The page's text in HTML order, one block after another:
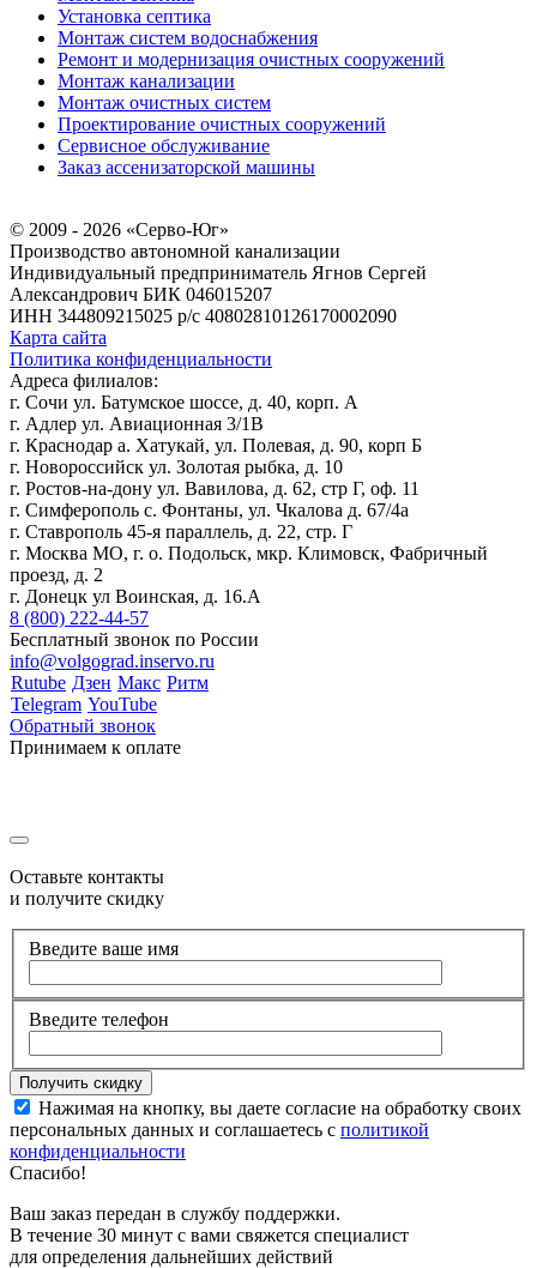
Установка септика
Монтаж систем водоснабжения
Ремонт и модернизация очистных сооружений
Монтаж канализации
Монтаж очистных систем
Проектирование очистных сооружений
Сервисное обслуживание
Заказ ассенизаторской машины
© 2009 - 2026 «Серво-Юг»
Производство автономной канализации
Индивидуальный предприниматель Ягнов Сергей
Александрович БИК 046015207
ИНН 344809215025 р/с 40802810126170002090
Карта сайта
Политика конфиденциальности
Адреса филиалов:
г. Сочи ул. Батумское шоссе, д. 40, корп. А
г. Адлер ул. Авиационная 3/1В
г. Краснодар а. Хатукай, ул. Полевая, д. 90, корп Б
г. Новороссийск ул. Золотая рыбка, д. 10
г. Ростов-на-дону ул. Вавилова, д. 62, стр Г, оф. 11
г. Симферополь с. Фонтаны, ул. Чкалова д. 67/4а
г. Ставрополь 45-я параллель, д. 22, стр. Г
г. Москва МО, г. о. Подольск, мкр. Климовск, Фабричный
проезд, д. 2
г. Донецк ул Воинская, д. 16.А
8 (800) 222-44-57
Бесплатный звонок по России
info@volgograd.inservo.ru
Rutube Дзен Макс Ритм
Telegram YouTube
Обратный звонок
Принимаем к оплате
Оставьте контакты
и получите скидку
Введите ваше имя
Введите телефон
Нажимая на кнопку, вы даете согласие на обработку своих
персональных данных и соглашаетесь с политикой
конфиденциальности
Спасибо!
Ваш заказ передан в службу поддержки.
В течение 30 минут с вами свяжется специалист
для определения дальнейших действий